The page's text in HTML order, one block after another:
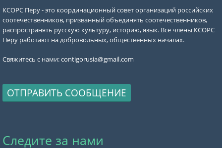
КСОРС Перу - это координационный совет организаций российских
соотечественников, призванный объединять соотечественников,
распространять русскую культуру, историю, язык. Все члены КСОРС
Перу работают на добровольных, общественных началах.
Свяжитесь с нами:contigorusia@gmail.com
ОТПРАВИТЬ СООБЩЕНИЕ
Следите за нами